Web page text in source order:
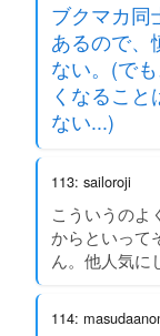
ブクマカ同
あるので、
ない。(で
くなること
ない...)
113: sailoroji
こういうのよ
からといって
ん。他人気に
114: